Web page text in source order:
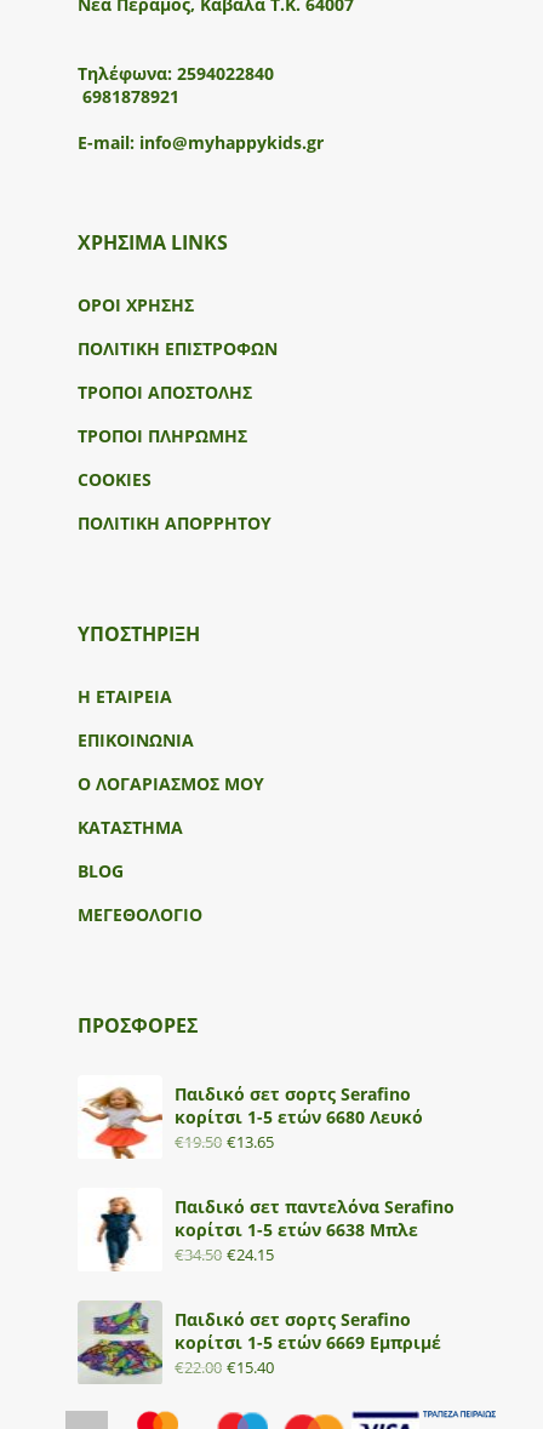
Τηλέφωνα: 2594022840
6981878921
E-mail: info@myhappykids.gr
ΧΡΗΣΙΜΑ LINKS
ΟΡΟΙ ΧΡΗΣΗΣ
ΠΟΛΙΤΙΚΗ ΕΠΙΣΤΡΟΦΩΝ
ΤΡΟΠΟΙ ΑΠΟΣΤΟΛΗΣ
ΤΡΟΠΟΙ ΠΛΗΡΩΜΗΣ
COOKIES
ΠΟΛΙΤΙΚΗ ΑΠΟΡΡΗΤΟΥ
ΥΠΟΣΤΉΡΙΞΗ
Η ΕΤΑΙΡΕΙΑ
ΕΠΙΚΟΙΝΩΝΙΑ
Ο ΛΟΓΑΡΙΑΣΜΟΣ ΜΟΥ
ΚΑΤΑΣΤΗΜΑ
BLOG
ΜΕΓΕΘΟΛΟΓΙΟ
ΠΡΟΣΦΟΡΕΣ
Παιδικό σετ σορτς Serafino
κορίτσι 1-5 ετών 6680 Λευκό
€19.50 €13.65
Παιδικό σετ παντελόνα Serafino
κορίτσι 1-5 ετών 6638 Μπλε
€34.50 €24.15
Παιδικό σετ σορτς Serafino
κορίτσι 1-5 ετών 6669 Εμπριμέ
€22.00 €15.40